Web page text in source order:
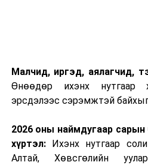
Малчид, иргэд, аялагчид,
Өнөөдөр ихэнх нутгаар
эрсдэлээс сэрэмжтэй
2026 оны наймдугаар сарын
хүртэл:Ихэнх нутгаар
Алтай, Хөвсгөлийн